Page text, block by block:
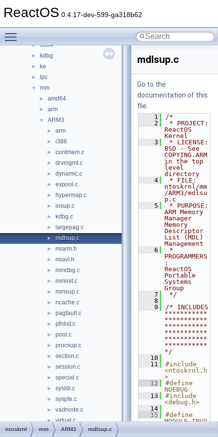
ReactOS 0.4.17-dev-599-ga318b62
► include
► kd64
► kdbg
► ke
► lpc
▼ mm
► amd64
► arm
▼ ARM3
► arm
► i386
► contmem.c
► drvmgmt.c
► dynamic.c
► expool.c
► hypermap.c
► iosup.c
► kdbg.c
► largepag.c
► mdlsup.c
► miarm.h
► miavl.h
► mmdbg.c
► mminit.c
► mmsup.c
► ncache.c
► pagfault.c
► pfnlist.c
► pool.c
► procsup.c
► section.c
► session.c
► special.c
► sysldr.c
► syspte.c
► vadnode.c
► virtual.c
► wslist.cpp
mdlsup.c
Go to the
documentation of this
file.
    1
/*
    2
* PROJECT:
ReactOS
Kernel
    3
* LICENSE:
BSD - See
COPYING.ARM
in the top
level
directory
    4
* FILE:
ntoskrnl/mm
/ARM3/mdlsu
p.c
    5
* PURPOSE:
ARM Memory
Manager
Memory
Descriptor
List (MDL)
Management
    6
*
PROGRAMMERS
:
ReactOS
Portable
Systems
Group
    7
*/
    8
    9
/* INCLUDES
***********
***********
***********
***********
***********
***********
*/
   10
   11
#include
<ntoskrnl.h
>
   12
#define
NDEBUG
   13
#include
<debug.h>
   14
   15
#define
MODULE_INVO
ntoskrnl mm ARM3 mdlsup.c